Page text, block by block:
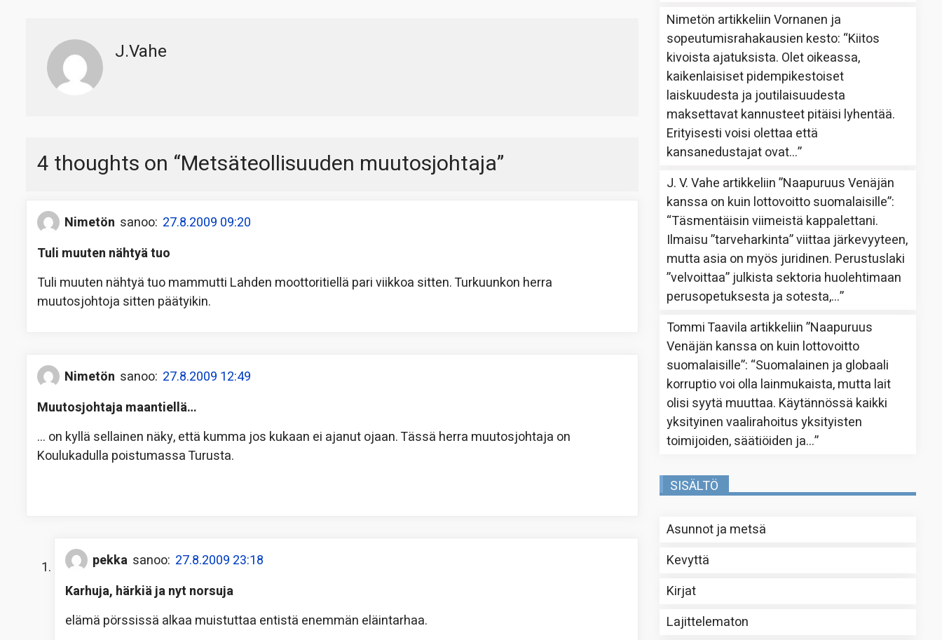
J.Vahe
4 thoughts on “Metsäteollisuuden muutosjohtaja”
Nimetön sanoo: 27.8.2009 09:20
Tuli muuten nähtyä tuo
Tuli muuten nähtyä tuo mammutti Lahden moottoritiellä pari viikkoa sitten. Turkuunkon herra
muutosjohtoja sitten päätyikin.
Nimetön sanoo: 27.8.2009 12:49
Muutosjohtaja maantiellä…
… on kyllä sellainen näky, että kumma jos kukaan ei ajanut ojaan. Tässä herra muutosjohtaja on
Koulukadulla poistumassa Turusta.
pekka sanoo: 27.8.2009 23:18
Karhuja, härkiä ja nyt norsuja
elämä pörssissä alkaa muistuttaa entistä enemmän eläintarhaa.
Nimetön artikkeliinVornanen ja
sopeutumisrahakausien kesto: “Kiitos
kivoista ajatuksista. Olet oikeassa,
kaikenlaisiset pidempikestoiset
laiskuudesta ja joutilaisuudesta
maksettavat kannusteet pitäisi lyhentää.
Erityisesti voisi olettaa että
kansanedustajat ovat…”
J. V. Vahe artikkeliin”Naapuruus Venäjän
kanssa on kuin lottovoitto suomalaisille”:
“Täsmentäisin viimeistä kappalettani.
Ilmaisu ”tarveharkinta” viittaa järkevyyteen,
mutta asia on myös juridinen. Perustuslaki
”velvoittaa” julkista sektoria huolehtimaan
perusopetuksesta ja sotesta,…”
Tommi Taavila artikkeliin”Naapuruus
Venäjän kanssa on kuin lottovoitto
suomalaisille”: “Suomalainen ja globaali
korruptio voi olla lainmukaista, mutta lait
olisi syytä muuttaa. Käytännössä kaikki
yksityinen vaalirahoitus yksityisten
toimijoiden, säätiöiden ja…”
SISÄLTÖ
Asunnot ja metsä
Kevyttä
Kirjat
Lajittelematon